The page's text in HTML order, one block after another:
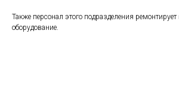
Также персонал этого подразделения
оборудование.